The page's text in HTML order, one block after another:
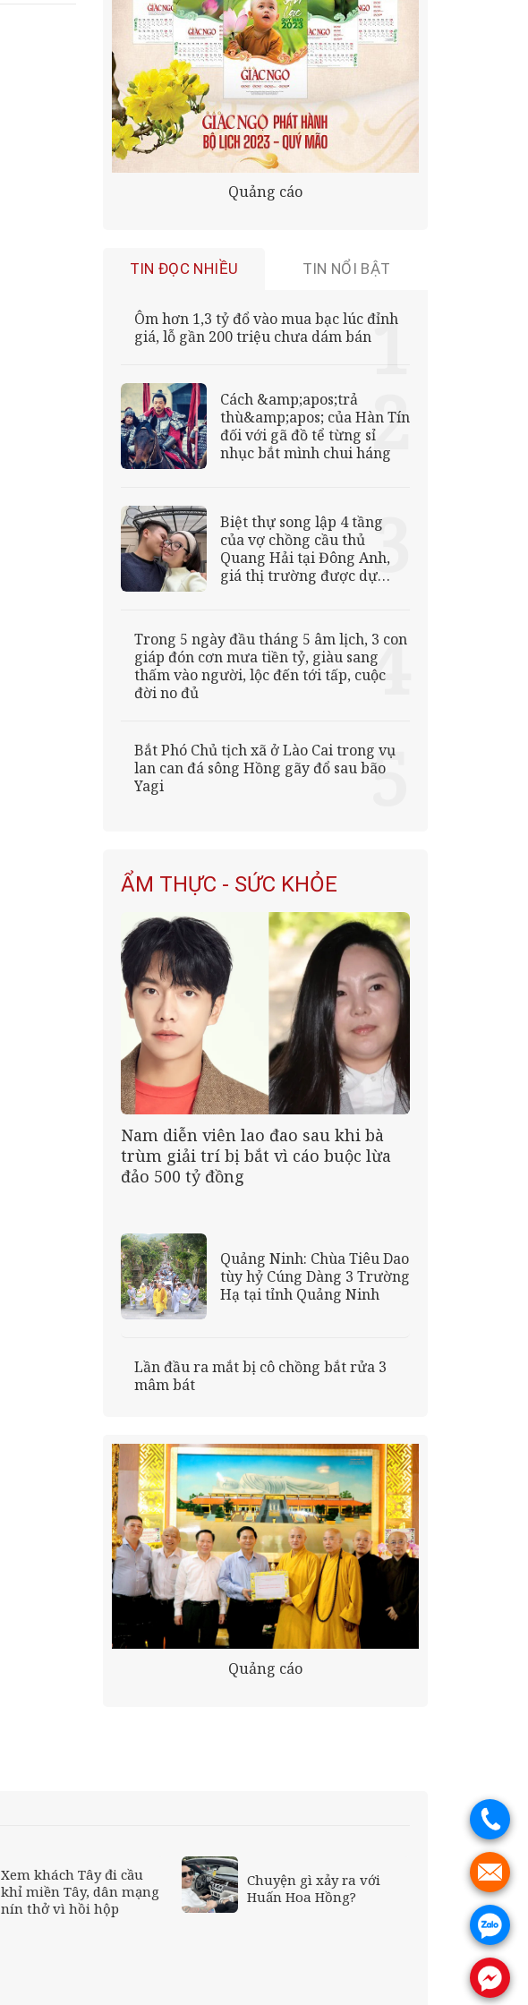
Quảng cáo
TIN ĐỌC NHIỀU TIN NỔI BẬT
Ôm hơn 1,3 tỷ đổ vào mua bạc lúc đỉnh
giá, lỗ gần 200 triệu chưa dám bán
Cách &amp;apos;trả
thù&amp;apos; của Hàn Tín
đối với gã đồ tể từng sỉ
nhục bắt mình chui háng
Biệt thự song lập 4 tầng
của vợ chồng cầu thủ
Quang Hải tại Đông Anh,
giá thị trường được dự
Trong 5 ngày đầu tháng 5 âm lịch, 3 con
giáp đón cơn mưa tiền tỷ, giàu sang
thấm vào người, lộc đến tới tấp, cuộc
đời no đủ
Bắt Phó Chủ tịch xã ở Lào Cai trong vụ
lan can đá sông Hồng gãy đổ sau bão
Yagi
ẨM THỰC - SỨC KHỎE
Nam diễn viên lao đao sau khi bà
trùm giải trí bị bắt vì cáo buộc lừa
đảo 500 tỷ đồng
Quảng Ninh: Chùa Tiêu Dao
tùy hỷ Cúng Dàng 3 Trường
Hạ tại tỉnh Quảng Ninh
Lần đầu ra mắt bị cô chồng bắt rửa 3
mâm bát
Quảng cáo
Xem khách Tây đi cầu
khỉ miền Tây, dân mạng
nín thở vì hồi hộp
Chuyện gì xảy ra với
Huấn Hoa Hồng?
.
.
.
.